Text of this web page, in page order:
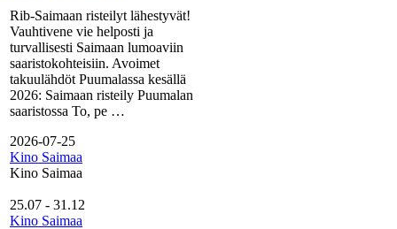
Rib-Saimaan risteilyt lähestyvät!
Vauhtivene vie helposti ja
turvallisesti Saimaan lumoaviin
saaristokohteisiin. Avoimet
takuulähdöt Puumalassa kesällä
2026: Saimaan risteily Puumalan
saaristossa To, pe …
2026-07-25
Kino Saimaa
Kino Saimaa
25.07 - 31.12
Kino Saimaa